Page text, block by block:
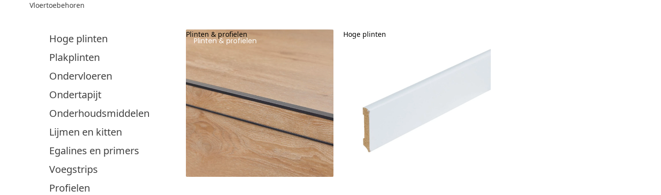
Vloertoebehoren
Hoge plinten
Plakplinten
Ondervloeren
Ondertapijt
Onderhoudsmiddelen
Lijmen en kitten
Egalines en primers
Voegstrips
Profielen
Plinten & profielen
Plinten & profielen
Hoge plinten
Hoge plinten